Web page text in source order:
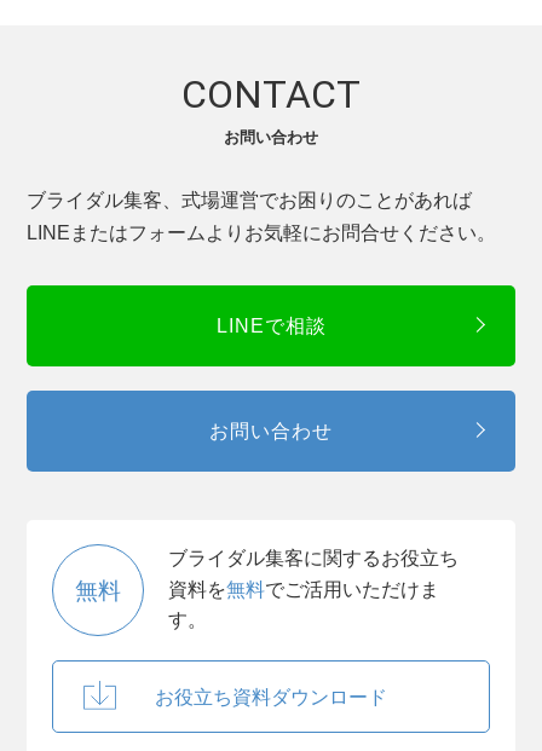
CONTACT
お問い合わせ
ブライダル集客、式場運営でお困りのことがあれば
LINEまたはフォームよりお気軽にお問合せください。
LINEで相談
お問い合わせ
無料
ブライダル集客に関するお役立ち
資料を無料でご活用いただけま
す。
お役立ち資料ダウンロード